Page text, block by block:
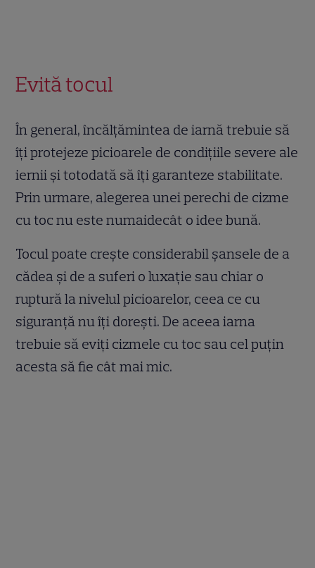
Evită tocul
În general, încălțămintea de iarnă trebuie să
îți protejeze picioarele de condițiile severe ale
iernii și totodată să îți garanteze stabilitate.
Prin urmare, alegerea unei perechi de cizme
cu toc nu este numaidecât o idee bună.
Tocul poate crește considerabil șansele de a
cădea și de a suferi o luxație sau chiar o
ruptură la nivelul picioarelor, ceea ce cu
siguranță nu îți dorești. De aceea iarna
trebuie să eviți cizmele cu toc sau cel puțin
acesta să fie cât mai mic.